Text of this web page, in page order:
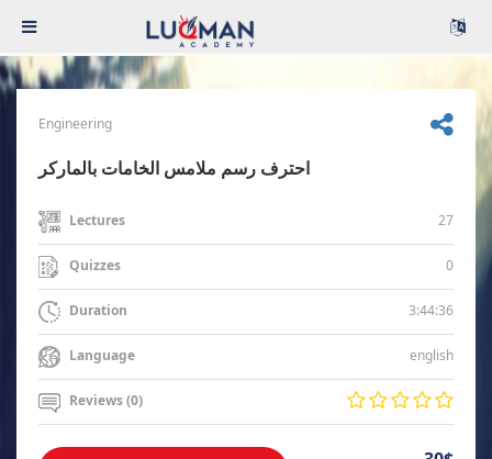
Engineering
احترف رسم ملامس الخامات بالماركر
Lectures 27
Quizzes 0
Duration 3:44:36
Language english
Reviews (0)